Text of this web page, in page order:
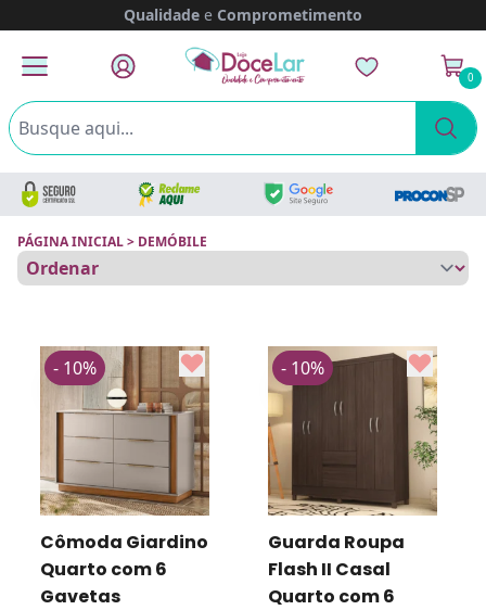
Qualidade e Comprometimento
0
PÁGINA INICIAL> DEMÓBILE
Cômoda Giardino
Quarto com 6
Gavetas
- 10%
Guarda Roupa
Flash II Casal
Quarto com 6
- 10%